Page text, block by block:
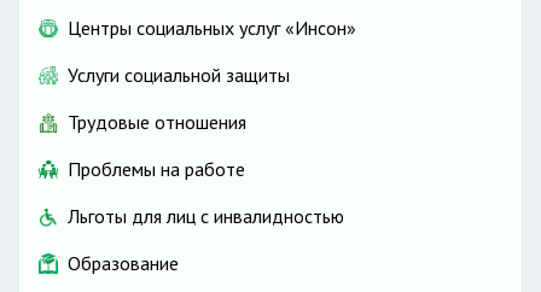
Центры социальных услуг «Инсон»
Услуги социальной защиты
Трудовые отношения
Проблемы на работе
Льготы для лиц с инвалидностью
Образование